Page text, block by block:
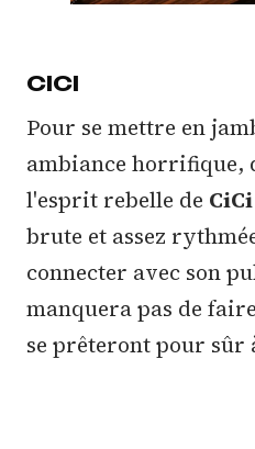
CICI
Pour se mettre en
ambiance horrifique,
l'esprit rebelle de CiCi
brute et assez
connecter avec son
manquera pas de
se prêteront pour sûr